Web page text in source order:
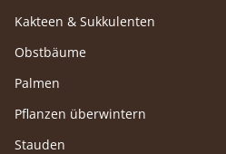
Kakteen & Sukkulenten
Obstbäume
Palmen
Pflanzen überwintern
Stauden